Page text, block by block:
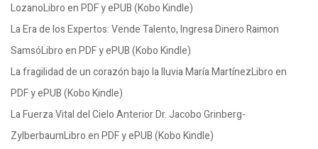
LozanoLibro en PDF y ePUB (Kobo Kindle)
La Era de los Expertos: Vende Talento, Ingresa Dinero Raimon
SamsóLibro en PDF y ePUB (Kobo Kindle)
La fragilidad de un corazón bajo la lluvia María MartínezLibro en
PDF y ePUB (Kobo Kindle)
La Fuerza Vital del Cielo Anterior Dr. Jacobo Grinberg-
ZylberbaumLibro en PDF y ePUB (Kobo Kindle)